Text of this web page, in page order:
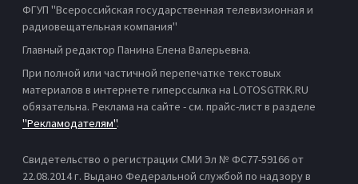
ФГУП "Всероссийская государственная телевизионная и
радиовещательная компания"
Главный редактор Панина Елена Валерьевна.
При полной или частичной перепечатке текстовых
материалов в интернете гиперссылка на LOTOSGTRK.RU
обязательна. Реклама на сайте - см. прайс-лист в разделе
"Рекламодателям".
Свидетельство о регистрации СМИ Эл № ФС77-59166 от
22.08.2014 г. Выдано Федеральной службой по надзору в